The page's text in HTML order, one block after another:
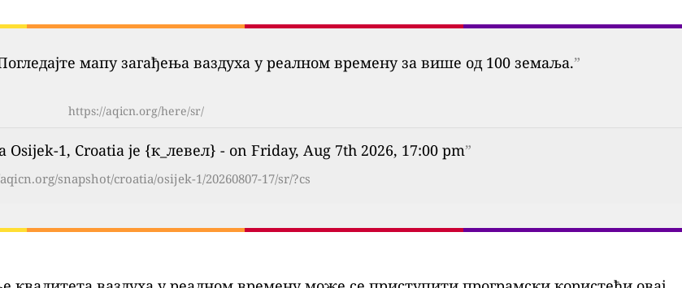
мапу загађења ваздуха у реалном времену за више од 100 земаља.”
https://aqicn.org/here/sr/
Osijek-1, Croatia је {к_левел} - on Friday, Aug 7th 2026, 17:00 pm”
snapshot/croatia/osijek-1/20260807-17/sr/?cs